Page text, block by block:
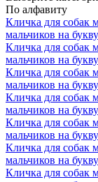
По алфавиту
Кличка для собак
мальчиков на
Кличка для собак
мальчиков на
Кличка для собак
мальчиков на
Кличка для собак
мальчиков на
Кличка для собак
мальчиков на
Кличка для собак
мальчиков на
Кличка для собак